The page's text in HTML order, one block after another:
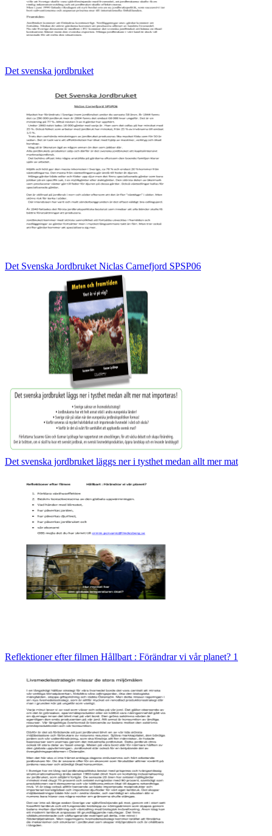
Det svenska jordbruket
Det Svenska Jordbruket Niclas Carnefjord SPSP06
Det svenska jordbruket läggs ner i tysthet medan allt mer mat
Reflektioner efter filmen Hållbart : Förändrar vi vår planet? 1